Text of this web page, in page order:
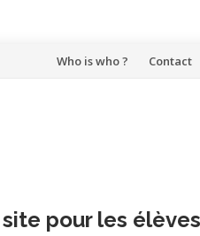
Aller
Who is who ? Contact
site pour les